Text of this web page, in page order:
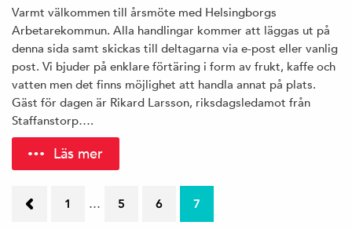
Varmt välkommen till årsmöte med Helsingborgs
Arbetarekommun. Alla handlingar kommer att läggas ut på
denna sida samt skickas till deltagarna via e-post eller vanlig
post. Vi bjuder på enklare förtäring i form av frukt, kaffe och
vatten men det finns möjlighet att handla annat på plats.
Gäst för dagen är Rikard Larsson, riksdagsledamot från
Staffanstorp….
Läs mer
← 1 … 5 6 7